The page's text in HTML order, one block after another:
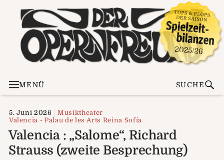
MENÜ SUCHE
5. Juni 2026
Musiktheater
Valencia - Palau de les Arts Reina Sofía
Valencia : „Salome“, Richard
Strauss (zweite Besprechung)